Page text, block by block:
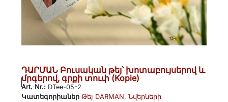
ԴԱՐՄԱՆ Բուսական թեյ՝ խոտաբույսերով և
մրգերով, գրքի տուփ (Kopie)
Art. Nr.: DTee-05-2
Կատեգորիաներ Թեյ DARMAN,Նվերների